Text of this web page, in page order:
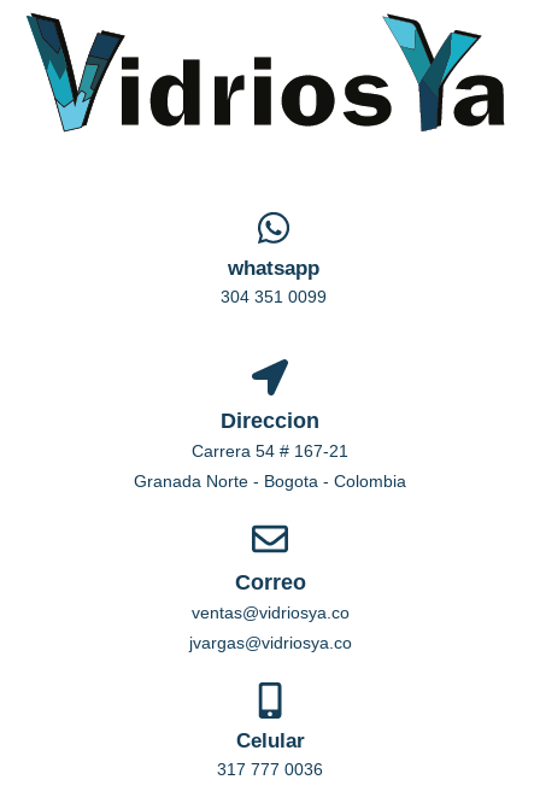
whatsapp
304 351 0099
Direccion
Carrera 54 # 167-21
Granada Norte - Bogota - Colombia
Correo
ventas@vidriosya.co
jvargas@vidriosya.co
Celular
317 777 0036